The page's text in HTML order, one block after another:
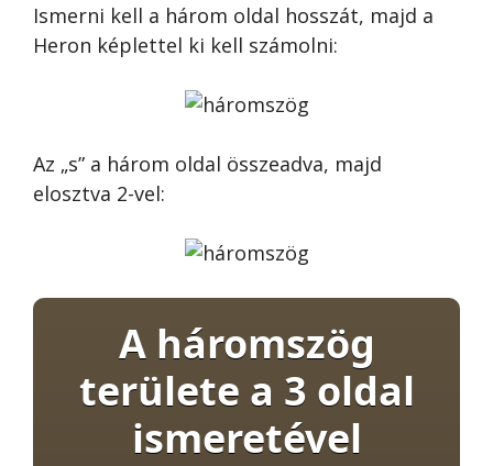
Ismerni kell a három oldal hosszát, majd a
Heron képlettel ki kell számolni:
Az „s” a három oldal összeadva, majd
elosztva 2-vel:
A háromszög
területe a 3 oldal
ismeretével